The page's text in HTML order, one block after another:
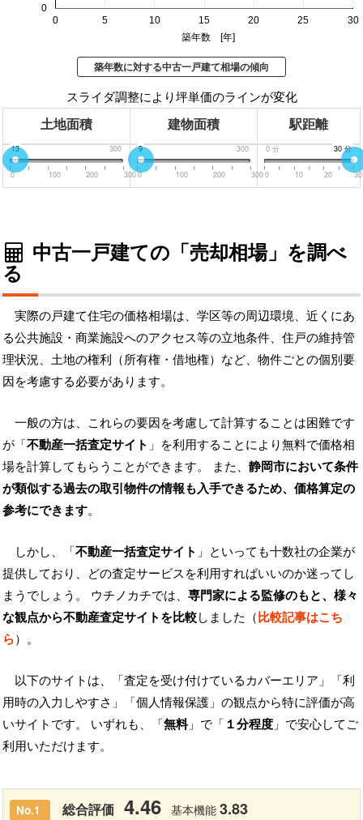
0 5 10 15 20 25 30
0
築年数 [年]
築年数に対する中古一戸建て相場の傾向
スライダ調整により坪単価のラインが変化
土地面積 建物面積 駅距離
0 300
13
0 100 200 300
0 300
9
0 100 200 300
0 分 30 分
30 分
0 10 20 30
中古一戸建ての「売却相場」を調べ
る
実際の戸建て住宅の価格相場は、学区等の周辺環境、近くにあ
る公共施設・商業施設へのアクセス等の立地条件、住戸の維持管
理状況、土地の権利（所有権・借地権）など、物件ごとの個別要
因を考慮する必要があります。
一般の方は、これらの要因を考慮して計算することは困難です
が「不動産一括査定サイト 」を利用することにより無料で価格相
場を計算してもらうことができます。 また、 静岡市において条件
が類似する過去の取引物件の情報も入手できるため、価格算定の
参考にできます。
しかし、「不動産一括査定サイト 」といっても十数社の企業が
提供しており、どの査定サービスを利用すればいいのか迷ってし
まうでしょう。 ウチノカチでは、 専門家による監修のもと、様々
な観点から不動産査定サイトを比較しました（比較記事はこち
ら）。
以下のサイトは、「査定を受け付けているカバーエリア」「利
用時の入力しやすさ」「個人情報保護」の観点から特に評価が高
いサイトです。 いずれも、「無料」で「 １分程度 」で安心してご
利用いただけます。